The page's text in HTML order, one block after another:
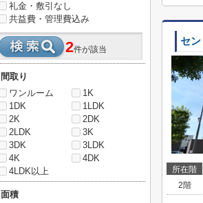
セ
所在階
2階
礼金・敷引なし
共益費・管理費込み
2件が該当
間取り
ワンルーム
1K
1DK
1LDK
2K
2DK
2LDK
3K
3DK
3LDK
4K
4DK
4LDK以上
面積